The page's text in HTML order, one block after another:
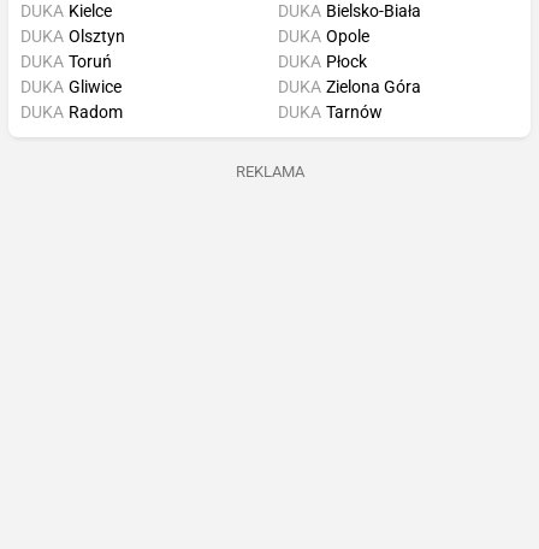
DUKA Kielce DUKA Bielsko-Biała
DUKA Olsztyn
DUKA Toruń
DUKA Gliwice
DUKA Radom
DUKA Opole
DUKA Płock
DUKA Zielona Góra
DUKA Tarnów
REKLAMA